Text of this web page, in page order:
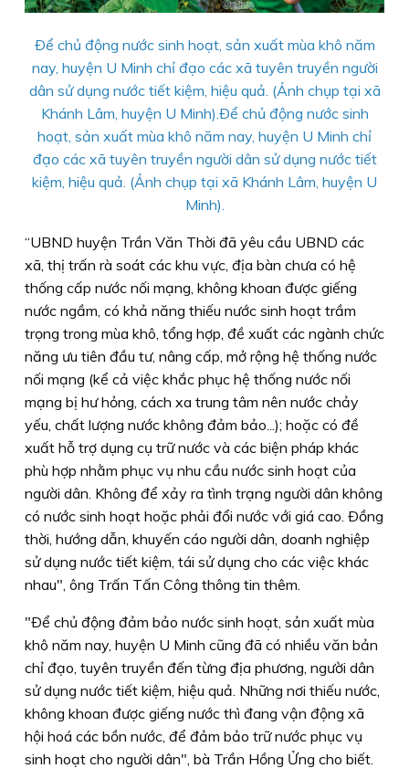
Ðể chủ động nước sinh hoạt, sản xuất mùa khô năm
nay, huyện U Minh chỉ đạo các xã tuyên truyền người
dân sử dụng nước tiết kiệm, hiệu quả. (Ảnh chụp tại xã
Khánh Lâm, huyện U Minh).Ðể chủ động nước sinh
hoạt, sản xuất mùa khô năm nay, huyện U Minh chỉ
đạo các xã tuyên truyền người dân sử dụng nước tiết
kiệm, hiệu quả. (Ảnh chụp tại xã Khánh Lâm, huyện U
Minh).
“UBND huyện Trần Văn Thời đã yêu cầu UBND các
xã, thị trấn rà soát các khu vực, địa bàn chưa có hệ
thống cấp nước nối mạng, không khoan được giếng
nước ngầm, có khả năng thiếu nước sinh hoạt trầm
trọng trong mùa khô, tổng hợp, đề xuất các ngành chức
năng ưu tiên đầu tư, nâng cấp, mở rộng hệ thống nước
nối mạng (kể cả việc khắc phục hệ thống nước nối
mạng bị hư hỏng, cách xa trung tâm nên nước chảy
yếu, chất lượng nước không đảm bảo...); hoặc có đề
xuất hỗ trợ dụng cụ trữ nước và các biện pháp khác
phù hợp nhằm phục vụ nhu cầu nước sinh hoạt của
người dân. Không để xảy ra tình trạng người dân không
có nước sinh hoạt hoặc phải đổi nước với giá cao. Ðồng
thời, hướng dẫn, khuyến cáo người dân, doanh nghiệp
sử dụng nước tiết kiệm, tái sử dụng cho các việc khác
nhau", ông Trấn Tấn Công thông tin thêm.
"Ðể chủ động đảm bảo nước sinh hoạt, sản xuất mùa
khô năm nay, huyện U Minh cũng đã có nhiều văn bản
chỉ đạo, tuyên truyền đến từng địa phương, người dân
sử dụng nước tiết kiệm, hiệu quả. Những nơi thiếu nước,
không khoan được giếng nước thì đang vận động xã
hội hoá các bồn nước, để đảm bảo trữ nước phục vụ
sinh hoạt cho người dân", bà Trần Hồng Ửng cho biết.